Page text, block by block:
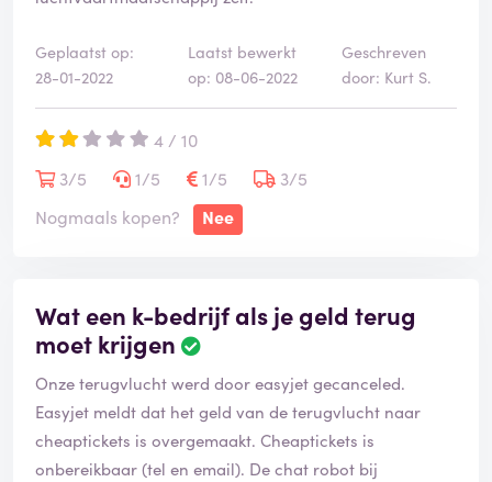
Geplaatst op:
28-01-2022
Laatst bewerkt
op: 08-06-2022
Geschreven
door: Kurt S.
4 / 10
3/5
1/5 1/5
3/5
Nogmaals kopen?
Nee
Wat een k-bedrijf als je geld terug
moet krijgen
Onze terugvlucht werd door easyjet gecanceled.
Easyjet meldt dat het geld van de terugvlucht naar
cheaptickets is overgemaakt. Cheaptickets is
onbereikbaar (tel en email). De chat robot bij